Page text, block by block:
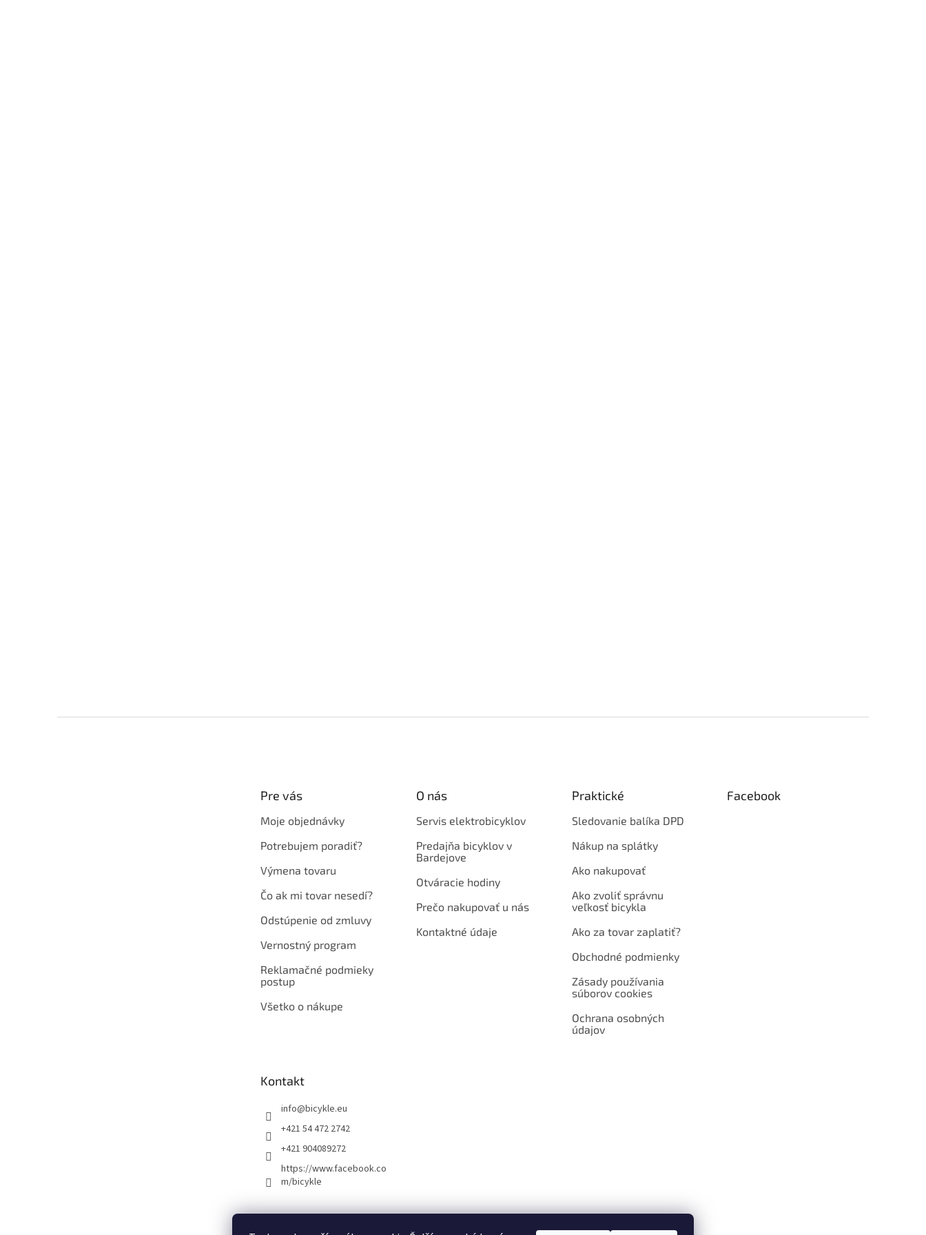
Pre vás
Moje objednávky
Potrebujem poradiť?
Výmena tovaru
Čo ak mi tovar nesedí?
Odstúpenie od zmluvy
Vernostný program
Reklamačné podmieky
postup
Všetko o nákupe
O nás
Servis elektrobicyklov
Predajňa bicyklov v
Bardejove
Otváracie hodiny
Prečo nakupovať u nás
Kontaktné údaje
Praktické
Sledovanie balíka DPD
Nákup na splátky
Ako nakupovať
Ako zvoliť správnu
veľkosť bicykla
Ako za tovar zaplatiť?
Obchodné podmienky
Zásady používania
súborov cookies
Ochrana osobných
údajov
Facebook
Kontakt
info@bicykle.eu
+421 54 472 2742
+421 904089272
https://www.facebook.co
m/bicykle